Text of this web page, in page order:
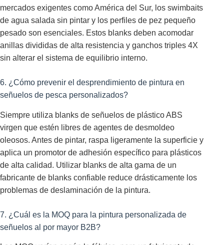
mercados exigentes como América del Sur, los swimbaits
de agua salada sin pintar y los perfiles de pez pequeño
pesado son esenciales. Estos blanks deben acomodar
anillas divididas de alta resistencia y ganchos triples 4X
sin alterar el sistema de equilibrio interno.
6. ¿Cómo prevenir el desprendimiento de pintura en
señuelos de pesca personalizados?
Siempre utiliza blanks de señuelos de plástico ABS
virgen que estén libres de agentes de desmoldeo
oleosos. Antes de pintar, raspa ligeramente la superficie y
aplica un promotor de adhesión específico para plásticos
de alta calidad. Utilizar blanks de alta gama de un
fabricante de blanks confiable reduce drásticamente los
problemas de deslaminación de la pintura.
7. ¿Cuál es la MOQ para la pintura personalizada de
señuelos al por mayor B2B?